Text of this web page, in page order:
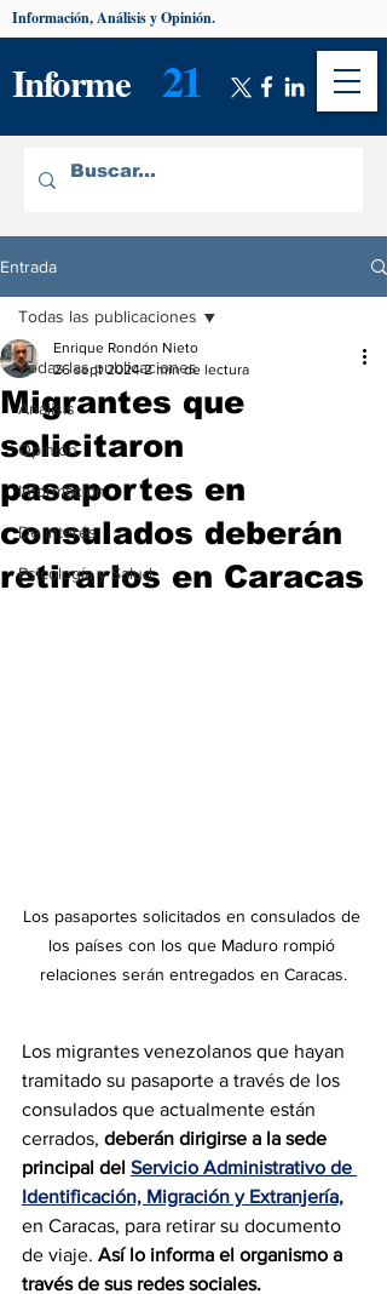
Informe 21
Información, Análisis y Opinión.
Entrada
Todas las publicaciones
Análisis
Opinión
Información
De interés
Psicología y Salud
Todas las publicaciones
Migrantes que
solicitaron
pasaportes en
consulados deberán
retirarlos en Caracas
Enrique Rondón Nieto
26 sept 2024 2 min de lectura
Los pasaportes solicitados en consulados de
los países con los que Maduro rompió
relaciones serán entregados en Caracas.
Los migrantes venezolanos que hayan
tramitado su pasaporte a través de los
consulados que actualmente están
cerrados, deberán dirigirse a la sede
principal del Servicio Administrativo de
Identificación, Migración y Extranjería,
en Caracas, para retirar su documento
de viaje. Así lo informa el organismo a
través de sus redes sociales.